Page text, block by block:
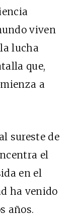
viven
lucha
que,
a
sureste de
el
en el
ha venido
años.